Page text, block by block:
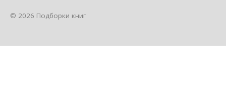
© 2026 Подборки книг